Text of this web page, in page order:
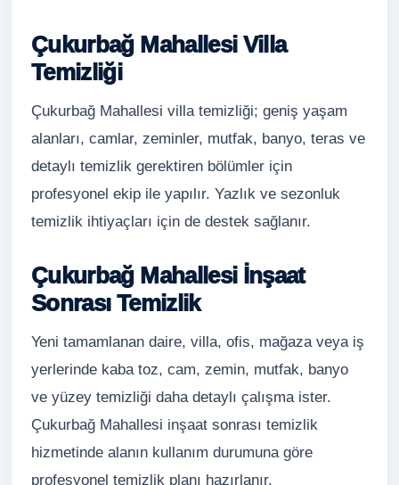
Çukurbağ Mahallesi Villa
Temizliği
Çukurbağ Mahallesi villa temizliği; geniş yaşam
alanları, camlar, zeminler, mutfak, banyo, teras ve
detaylı temizlik gerektiren bölümler için
profesyonel ekip ile yapılır. Yazlık ve sezonluk
temizlik ihtiyaçları için de destek sağlanır.
Çukurbağ Mahallesi İnşaat
Sonrası Temizlik
Yeni tamamlanan daire, villa, ofis, mağaza veya iş
yerlerinde kaba toz, cam, zemin, mutfak, banyo
ve yüzey temizliği daha detaylı çalışma ister.
Çukurbağ Mahallesi inşaat sonrası temizlik
hizmetinde alanın kullanım durumuna göre
profesyonel temizlik planı hazırlanır.